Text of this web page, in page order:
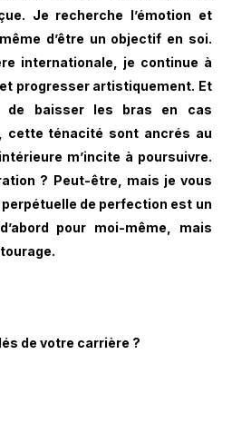
Je recherche l’émotion et
d’être un objectif en soi.
internationale, je continue à
progresser artistiquement. Et
de baisser les bras en cas
cette ténacité sont ancrés au
m’incite à poursuivre.
? Peut-être, mais je vous
de perfection est un
pour moi-même, mais
de votre carrière ?